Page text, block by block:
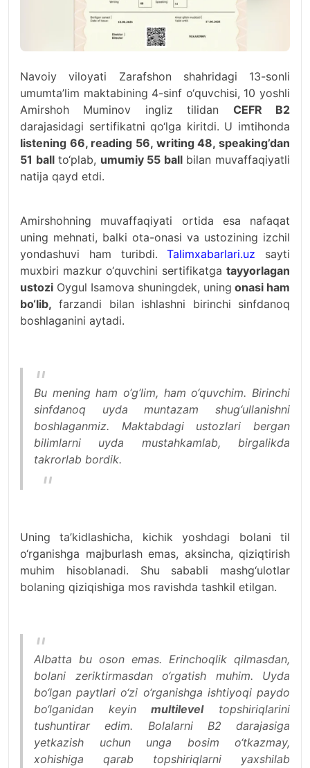
Navoiy viloyati Zarafshon shahridagi 13-sonli
umumta’lim maktabining 4-sinf o‘quvchisi, 10 yoshli
Amirshoh Muminov ingliz tilidan CEFR B2
darajasidagi sertifikatni qo‘lga kiritdi. U imtihonda
listening 66, reading 56, writing 48, speaking’dan
51 ballto‘plab, umumiy 55 ballbilan muvaffaqiyatli
natija qayd etdi.
Amirshohning muvaffaqiyati ortida esa nafaqat
uning mehnati, balki ota-onasi va ustozining izchil
yondashuvi ham turibdi.
Talimxabarlari.uz sayti
muxbiri mazkur o‘quvchini sertifikatga tayyorlagan
ustozi Oygul Isamova shuningdek, uning onasi ham
bo‘lib, farzandi bilan ishlashni birinchi sinfdanoq
boshlaganini aytadi.
Bu mening ham o‘g‘lim, ham o‘quvchim. Birinchi
sinfdanoq uyda muntazam shug‘ullanishni
boshlaganmiz. Maktabdagi ustozlari bergan
bilimlarni uyda mustahkamlab, birgalikda
takrorlab bordik.
Uning ta’kidlashicha, kichik yoshdagi bolani til
o‘rganishga majburlash emas, aksincha, qiziqtirish
muhim hisoblanadi. Shu sababli mashg‘ulotlar
bolaning qiziqishiga mos ravishda tashkil etilgan.
Albatta bu oson emas. Erinchoqlik qilmasdan,
bolani zeriktirmasdan o‘rgatish muhim. Uyda
bo‘lgan paytlari o‘zi o‘rganishga ishtiyoqi paydo
bo‘lganidan keyinmultileveltopshiriqlarini
tushuntirar edim. Bolalarni B2 darajasiga
yetkazish uchun unga bosim o‘tkazmay,
xohishiga qarab topshiriqlarni yaxshilab